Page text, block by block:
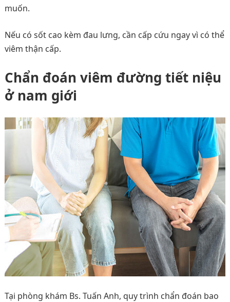
muốn.
Nếu có sốt cao kèm đau lưng, cần cấp cứu ngay vì có thể
viêm thận cấp.
Chẩn đoán viêm đường tiết niệu
ở nam giới
Tại phòng khám Bs. Tuấn Anh, quy trình chẩn đoán bao